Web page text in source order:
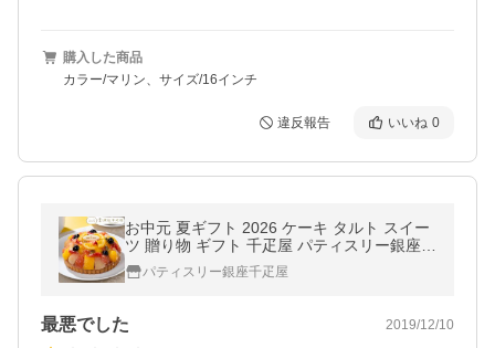
購入した商品
カラー/マリン、サイズ/16インチ
違反報告 いいね 0
お中元 夏ギフト 2026 ケーキ タルト スイー
ツ 贈り物 ギフト 千疋屋 パティスリー銀座千
疋屋 送料無料 銀座タルト(フルーツ)
パティスリー銀座千疋屋
最悪でした 2019/12/10